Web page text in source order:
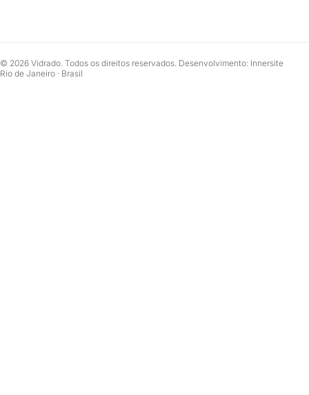
© 2026 Vidrado. Todos os direitos reservados. Desenvolvimento: Innersite
Rio de Janeiro · Brasil